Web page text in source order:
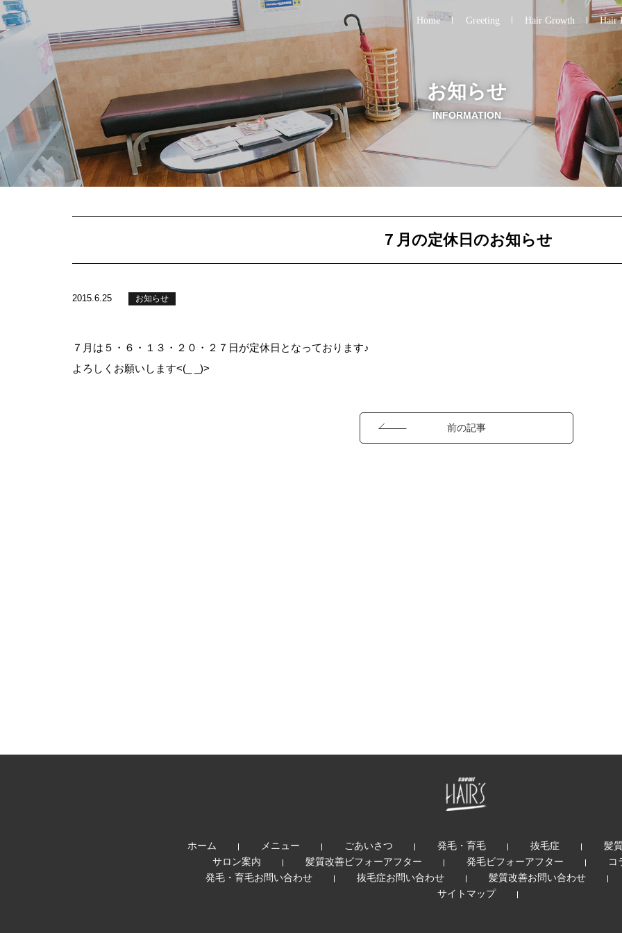
Home Greeting Hair Growth Hair
お知らせ
INFORMATION
７月の定休日のお知らせ
2015.6.25 お知らせ
７月は５・６・１３・２０・２７日が定休日となっております♪
よろしくお願いします<(_ _)>
前の記事
ホーム メニュー ごあいさつ 発毛・育毛 抜毛症
髪
サロン案内
髪質改善ビフォーアフター 発毛ビフォーアフター
コ
発毛・育毛お問い合わせ
抜毛症お問い合わせ
髪質改善お問い合わせ
サイトマップ